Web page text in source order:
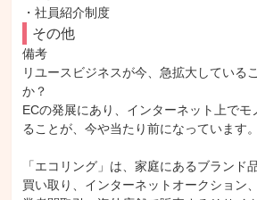
・社員紹介制度
その他
備考
リユースビジネスが今、急拡大している
か？
ECの発展にあり、インターネット上でモ
ることが、今や当たり前になっています。
「エコリング」は、家庭にあるブランド
買い取り、インターネットオークション、